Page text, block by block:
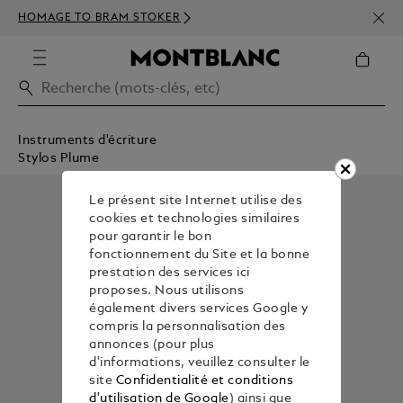
HOMAGE TO BRAM STOKER
DÈS
Instruments d'écriture
Stylos Plume
Le présent site Internet utilise des
cookies et technologies similaires
pour garantir le bon
fonctionnement du Site et la bonne
prestation des services ici
proposes. Nous utilisons
également divers services Google y
compris la personnalisation des
annonces (pour plus
d'informations, veuillez consulter le
site Confidentialité et conditions
d'utilisation de Google) ainsi que